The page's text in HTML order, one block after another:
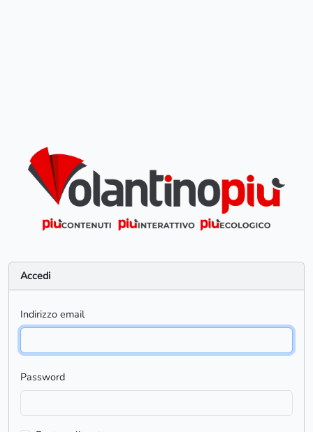
Accedi
Indirizzo email
Password